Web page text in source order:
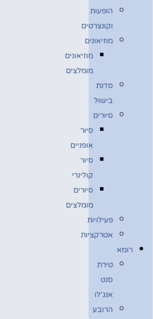
הופעות
וקונצרטים
מוזיאונים
מוזיאונים
מומלצים
סדנת
בישול
סיורים
סיור
אופניים
סיור
קולינרי
סיורים
מומלצים
פעילויות
אטרקציות
רומא
טירת
סנט
אנג’לו
הרובע